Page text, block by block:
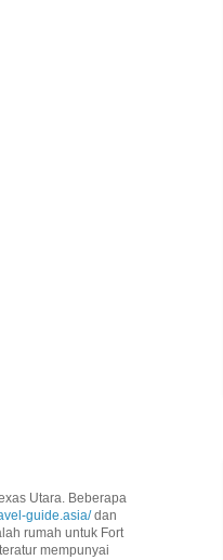
Utara. Beberapa
guide.asia/dan
rumah untuk Fort
mempunyai